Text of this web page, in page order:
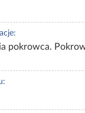
pokrowca.